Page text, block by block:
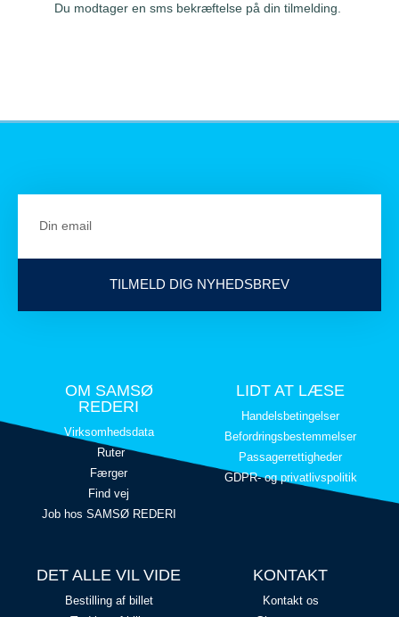
Du modtager en sms bekræftelse på din tilmelding.
TILMELD DIG NYHEDSBREV
OM SAMSØ
REDERI
Virksomhedsdata
Ruter
Færger
Find vej
Job hos SAMSØ REDERI
LIDT AT LÆSE
Handelsbetingelser
Befordringsbestemmelser
Passagerrettigheder
GDPR- og privatlivspolitik
DET ALLE VIL VIDE
Bestilling af billet
KONTAKT
Kontakt os